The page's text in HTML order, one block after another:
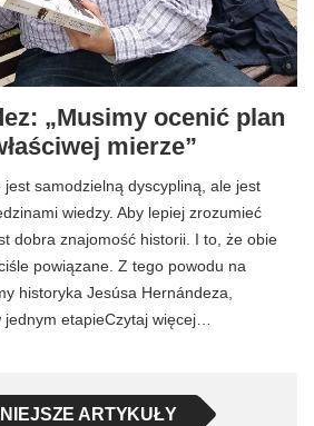
„Musimy ocenić plan
mierze”
samodzielną dyscypliną, ale jest
wiedzy. Aby lepiej zrozumieć
dobra znajomość historii. I to, że obie
powiązane. Z tego powodu na
historyka Jesúsa Hernándeza,
etapieCzytaj więcej…
ARTYKUŁY